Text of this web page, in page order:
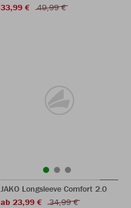
33,99 €
49,99 €
JAKO Longsleeve Comfort 2.0
ab 23,99 €
34,99 €